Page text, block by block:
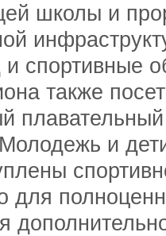
школы и
и спортивные
и
для